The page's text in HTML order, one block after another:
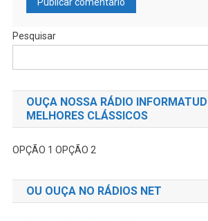
Pesquisar
OUÇA NOSSA RÁDIO
MELHORES CLÁSSICOS
OPÇÃO 1 OPÇÃO 2
OU OUÇA NO RÁDIOS NET